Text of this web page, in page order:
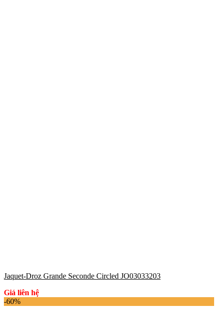
Jaquet-Droz Grande Seconde Circled JO03033203
Giá liên hệ
-60%